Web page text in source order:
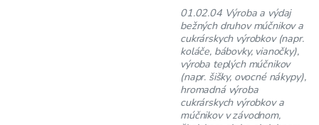
01.02.04 Výroba a výdaj
bežných druhov múčnikov a
cukrárskych výrobkov (napr.
koláče, bábovky, vianočky),
výroba teplých múčnikov
(napr. šišky, ovocné nákypy),
hromadná výroba
cukrárskych výrobkov a
múčnikov v závodnom,